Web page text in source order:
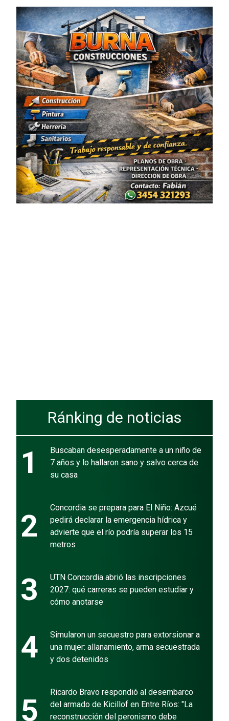
Ránking de noticias
1
Buscaban desesperadamente a un niño de
7 años y lo hallaron sano y salvo cerca de
su casa
2
Concordia se prepara para El Niño: Azcué
pedirá declarar la emergencia hídrica y
advierte que el río podría superar los 15
metros
3
UTN Concordia abrió las inscripciones
2027: qué carreras se pueden estudiar y
cómo anotarse
4
Simularon un secuestro para extorsionar a
una mujer: allanamiento, arma secuestrada
y dos detenidos
5
Ricardo Bravo respondió al desembarco
del armado de Kicillof en Entre Ríos: "La
reconstrucción del peronismo debe